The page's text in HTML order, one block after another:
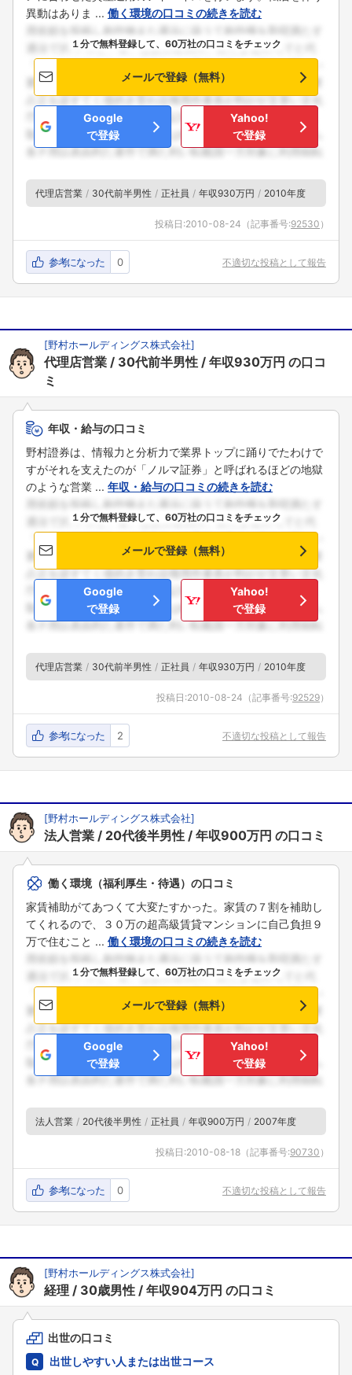
異動はありま ... 働く環境の口コミの続きを読む
１分で無料登録して、60万社の口コミをチェック
メールで登録（無料）
Google
で登録
Yahoo!
で登録
代理店営業 30代前半男性 正社員 年収930万円 2010年度
投稿日:2010-08-24 （記事番号:92530 ）
参考になった 0 不適切な投稿として報告
[野村ホールディングス株式会社]
代理店営業 30代前半男性 年収930万円 の口コ
ミ
年収・給与の口コミ
野村證券は、情報力と分析力で業界トップに踊りでたわけで
すがそれを支えたのが「ノルマ証券」と呼ばれるほどの地獄
のような営業 ... 年収・給与の口コミの続きを読む
１分で無料登録して、60万社の口コミをチェック
メールで登録（無料）
Google
で登録
Yahoo!
で登録
代理店営業 30代前半男性 正社員 年収930万円 2010年度
投稿日:2010-08-24 （記事番号:92529）
参考になった 2 不適切な投稿として報告
[野村ホールディングス株式会社]
法人営業 20代後半男性 年収900万円 の口コミ
働く環境（福利厚生・待遇）の口コミ
家賃補助がてあつくて大変たすかった。家賃の７割を補助し
てくれるので、３０万の超高級賃貸マンションに自己負担９
万で住むこと ... 働く環境の口コミの続きを読む
１分で無料登録して、60万社の口コミをチェック
メールで登録（無料）
Google
で登録
Yahoo!
で登録
法人営業 20代後半男性 正社員 年収900万円 2007年度
投稿日:2010-08-18 （記事番号:90730 ）
参考になった 0 不適切な投稿として報告
[野村ホールディングス株式会社]
経理 30歳男性 年収904万円 の口コミ
出世の口コミ
出世しやすい人または出世コース